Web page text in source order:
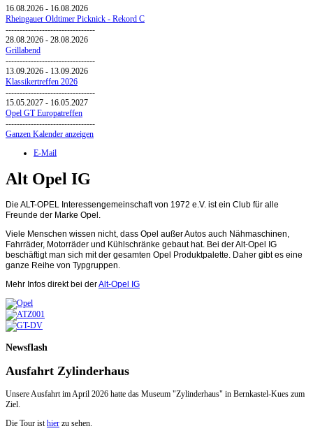
16.08.2026 - 16.08.2026
Rheingauer Oldtimer Picknick - Rekord C
--------------------------------
28.08.2026 - 28.08.2026
Grillabend
--------------------------------
13.09.2026 - 13.09.2026
Klassikertreffen 2026
--------------------------------
15.05.2027 - 16.05.2027
Opel GT Europatreffen
--------------------------------
Ganzen Kalender anzeigen
E-Mail
Alt Opel IG
Die ALT-OPEL Interessengemeinschaft von 1972 e.V. ist ein Club für alle
Freunde der Marke Opel.
Viele Menschen wissen nicht, dass Opel außer Autos auch Nähmaschinen,
Fahrräder, Motorräder und Kühlschränke gebaut hat. Bei der Alt-Opel IG
beschäftigt man sich mit der gesamten Opel Produktpalette. Daher gibt es eine
ganze Reihe von Typgruppen.
Mehr Infos direkt bei derAlt-Opel IG
Newsflash
Ausfahrt Zylinderhaus
Unsere Ausfahrt im April 2026 hatte das Museum "Zylinderhaus" in Bernkastel-Kues zum
Ziel.
Die Tour isthier zu sehen.